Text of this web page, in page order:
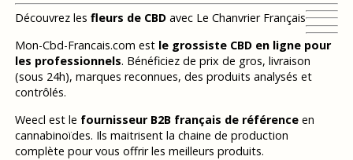
Découvrez les fleurs de CBDavec Le Chanvrier Français
Mon-Cbd-Francais.com est le grossiste CBD en ligne pour
les professionnels. Bénéficiez de prix de gros, livraison
(sous 24h), marques reconnues, des produits analysés et
contrôlés.
Weecl est le fournisseur B2B français de référenceen
cannabinoïdes. Ils maitrisent la chaine de production
complète pour vous offrir les meilleurs produits.